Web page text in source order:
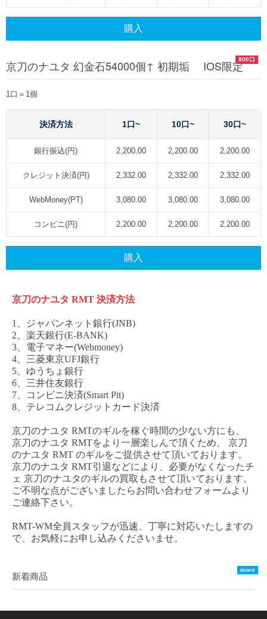
購入
800口
京刀のナユタ 幻金石54000個↑ 初期垢 IOS限定
1口＝1個
決済方法 1口~ 10口~ 30口~
銀行振込(円) 2,200.00 2,200.00 2,200.00
クレジット決済(円) 2,332.00 2,332.00 2,332.00
WebMoney(PT) 3,080.00 3,080.00 3,080.00
コンビニ(円) 2,200.00 2,200.00 2,200.00
購入
京刀のナユタ RMT 決済方法
1、ジャパンネット銀行(JNB)
2、楽天銀行(E-BANK)
3、電子マネー(Webmoney)
4、三菱東京UFJ銀行
5、ゆうちょ銀行
6、三井住友銀行
7、コンビニ決済(Smart Pit)
8、テレコムクレジットカード決済
京刀のナユタ RMTのギルを稼ぐ時間の少ない方にも、
京刀のナユタ RMTをより一層楽しんで頂くため、
京刀
のナユタ RMT のギルをご提供させて頂いております。
京刀のナユタ RMT引退などにより、必要がなくなったチ
ェ 京刀のナユタのギルの買取もさせて頂いております。
ご不明な点がございましたらお問い合わせフォームより
ご連絡下さい。
RMT-WM全員スタッフが迅速、丁寧に対応いたしますの
で、お気軽にお申し込みくださいませ。
more
新着商品